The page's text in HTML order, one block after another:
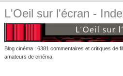
L'Oeil sur l'écran -
Blog cinéma : 6381 commentaires et critiques de
amateurs de cinéma.